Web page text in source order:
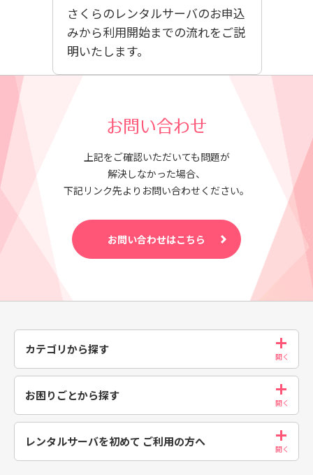
さくらのレンタルサーバのお申込
みから利用開始までの流れをご説
明いたします。
お問い合わせ
上記をご確認いただいても問題が
解決しなかった場合、
下記リンク先よりお問い合わせください。
お問い合わせはこちら
カテゴリから探す
お困りごとから探す
レンタルサーバを初めて ご利用の方へ